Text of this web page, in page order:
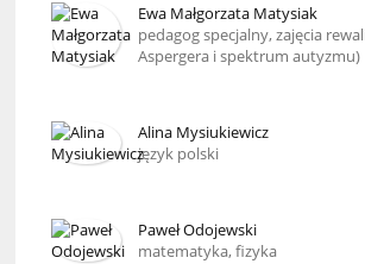
Ewa Małgorzata Matysiak
pedagog specjalny, zajęcia
Aspergera i spektrum autyzmu)
Alina Mysiukiewicz
język polski
Paweł Odojewski
matematyka, fizyka